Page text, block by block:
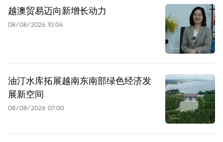
越澳贸易迈向新增长动力
08/08/2026 10:04
油汀水库拓展越南东南部绿色经济发
展新空间
08/08/2026 07:00